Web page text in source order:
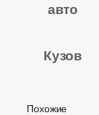
авто
Кузов
Похожие